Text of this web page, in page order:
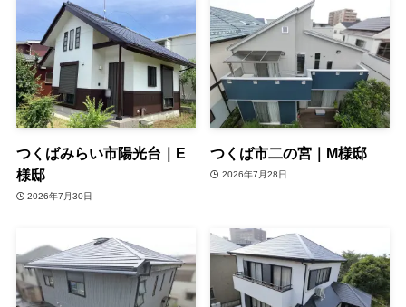
つくばみらい市陽光台｜E
様邸
2026年7月30日
つくば市二の宮｜M様邸
2026年7月28日